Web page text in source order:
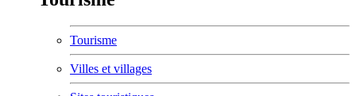
Tourisme
Villes et villages